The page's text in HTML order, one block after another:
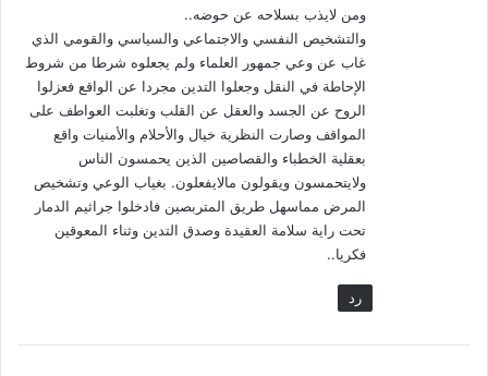
وعلى هذا الأساس لا يكفي البعد الديني وحده في تقييم الشخص لا
سيما أولئك الذين ينحدرون من قوميات وديانات ينبغي الحذر من
أهلها خصوصاً الفرس.
التعامل بحذر هو الواجب مع مرويات الموالي؛ فكثير من الروايات
المريبة لاحظت أنها تأتي عن طريقهم! وهذا معيار غائب عن أذهان
المحدثين والفقهاء والمؤرخين. من الغفلة المعيبة أن نمنح الموالي
صك العصمة من الاندفاع غير الواعي وراء دوافع نفسية خفية جمعية.
ينبغي أن نضعها في معادلة التقويم عند مواطن الاشتباه. خصوصاً
عند الأحاديث المشكلة، والتي تؤشر إلى خبايا، قد يكون المولى لا
يدركها بعقله الواعي.
ومن لايذب بسلاحه عن حوضه..
والتشخيص النفسي والاجتماعي والسياسي والقومي الذي
غاب عن وعي جمهور العلماء ولم يجعلوه شرطا من شروط
الإحاطة في النقل وجعلوا التدين مجردا عن الواقع فعزلوا
الروح عن الجسد والعقل عن القلب وتغلبت العواطف على
المواقف وصارت النظرية خيال والأحلام والأمنيات واقع
بعقلية الخطباء والقصاصين الذين يحمسون الناس
ولايتحمسون ويقولون مالايفعلون. بغياب الوعي وتشخيص
المرض مماسهل طريق المتربصين فادخلوا جراثيم الدمار
تحت راية سلامة العقيدة وصدق التدين وثناء المعوقين
فكريا..
رد